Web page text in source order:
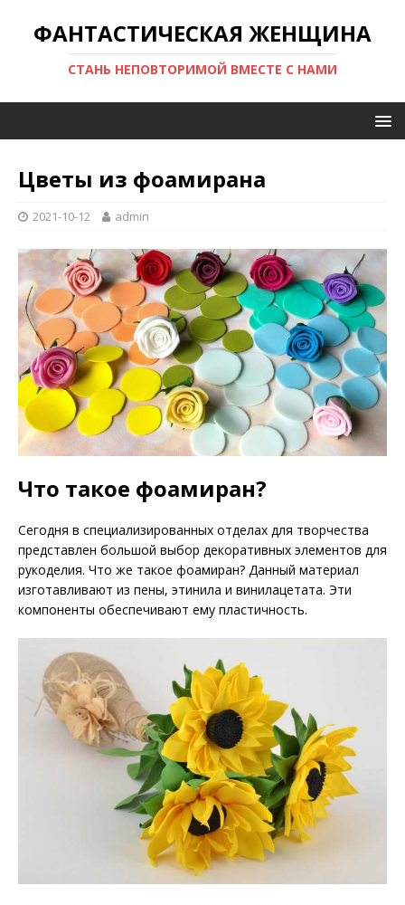
ФАНТАСТИЧЕСКАЯ ЖЕНЩИНА
СТАНЬ НЕПОВТОРИМОЙ ВМЕСТЕ С НАМИ
Цветы из фоамирана
2021-10-12 admin
Что такое фоамиран?
Сегодня в специализированных отделах для творчества
представлен большой выбор декоративных элементов для
рукоделия. Что же такое фоамиран? Данный материал
изготавливают из пены, этинила и винилацетата. Эти
компоненты обеспечивают ему пластичность.